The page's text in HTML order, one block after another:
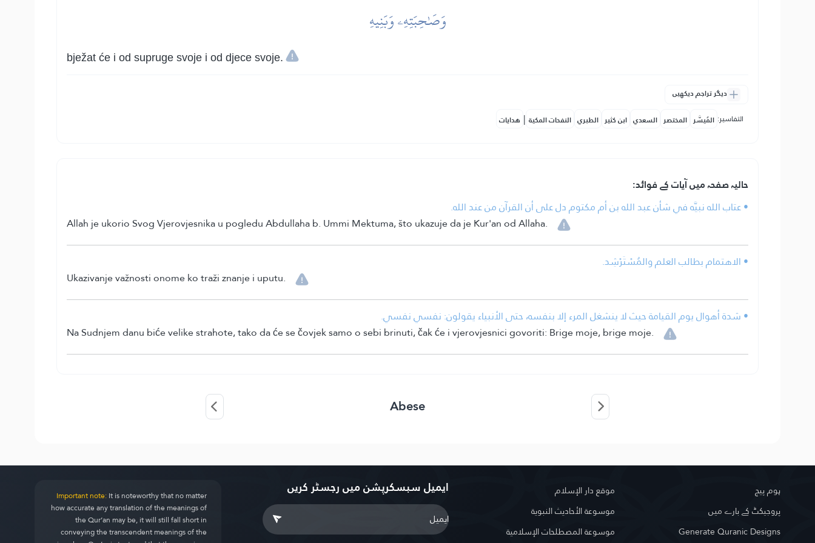
وَصَٰحِبَتِهِۦ وَبَنِيهِ
bježat će i od supruge svoje i od djece svoje.
دیگر تراجم دیکھیں
التفاسير: المُيسَّر المختصر السعدي ابن كثير الطبري النفحات المكية | هدايات
حالیہ صفحہ میں آیات کے فوائد:
• عتاب الله نبيَّه في شأن عبد الله بن أم مكتوم دل على أن القرآن من عند الله.
Allah je ukorio Svog Vjerovjesnika u pogledu Abdullaha b. Ummi Mektuma, što ukazuje da je Kur'an od Allaha.
• الاهتمام بطالب العلم والمُسْتَرْشِد.
Ukazivanje važnosti onome ko traži znanje i uputu.
• شدة أهوال يوم القيامة حيث لا ينشغل المرء إلا بنفسه، حتى الأنبياء يقولون: نفسي نفسي.
Na Sudnjem danu biće velike strahote, tako da će se čovjek samo o sebi brinuti, čak će i vjerovjesnici govoriti: Brige moje, brige moje.
Abese
ہوم پیج
پروجیکٹ کے بارے میں
Generate Quranic Designs
موقع دار الإسلام
موسوعة الأحاديث النبوية
موسوعة المصطلحات الإسلامية
ایمیل سبسکرپشن میں رجسٹر کریں Important note:It is noteworthy that no matter
how accurate any translation of the meanings of
the Qur’an may be, it will still fall short in
conveying the transcendent meanings of the